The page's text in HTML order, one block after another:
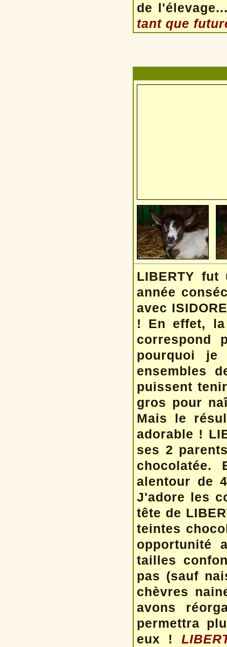
de
tant que
LIBERTY
année
avec
! En effet, la
correspond
pourquoi je
ensembles
puissent
gros pour
Mais le
adorable !
ses 2
alentour de
J'adore les
tête de
teintes
opportunité
tailles
pas (sauf
chèvres
avons
permettra
eux !